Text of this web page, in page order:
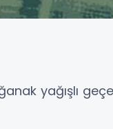
yağışlı